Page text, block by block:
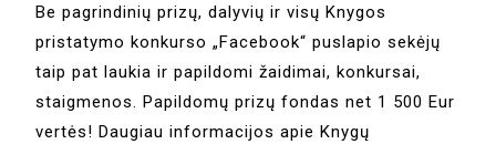
Be pagrindinių prizų, dalyvių ir visų Knygos
pristatymo konkurso „Facebook“ puslapio sekėjų
taip pat laukia ir papildomi žaidimai, konkursai,
staigmenos. Papildomų prizų fondas net 1 500 Eur
vertės! Daugiau informacijos apie Knygų